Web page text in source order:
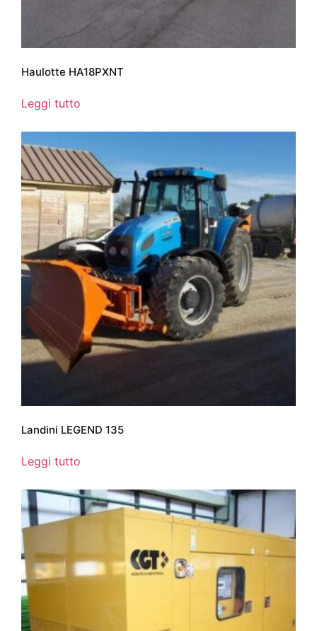
Haulotte HA18PXNT
Leggi tutto
Landini LEGEND 135
Leggi tutto